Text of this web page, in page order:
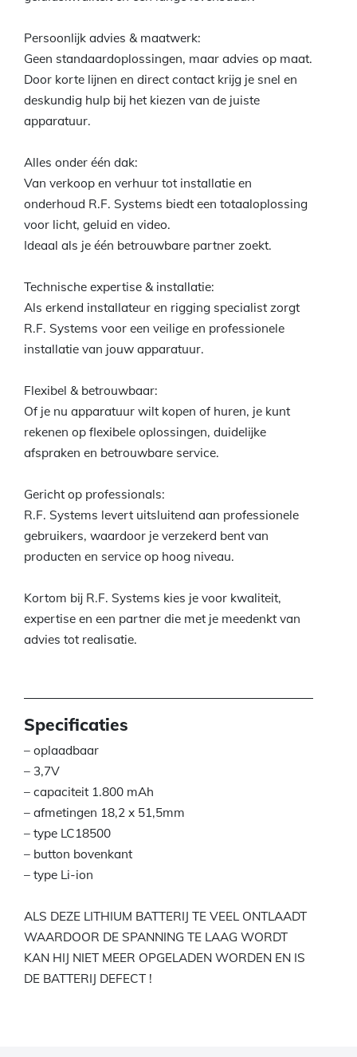
Persoonlijk advies & maatwerk:
Geen standaardoplossingen, maar advies op maat.
Door korte lijnen en direct contact krijg je snel en
deskundig hulp bij het kiezen van de juiste
apparatuur.
Alles onder één dak:
Van verkoop en verhuur tot installatie en
onderhoud R.F. Systems biedt een totaaloplossing
voor licht, geluid en video.
Ideaal als je één betrouwbare partner zoekt.
Technische expertise & installatie:
Als erkend installateur en rigging specialist zorgt
R.F. Systems voor een veilige en professionele
installatie van jouw apparatuur.
Flexibel & betrouwbaar:
Of je nu apparatuur wilt kopen of huren, je kunt
rekenen op flexibele oplossingen, duidelijke
afspraken en betrouwbare service.
Gericht op professionals:
R.F. Systems levert uitsluitend aan professionele
gebruikers, waardoor je verzekerd bent van
producten en service op hoog niveau.
Kortom bij R.F. Systems kies je voor kwaliteit,
expertise en een partner die met je meedenkt van
advies tot realisatie.
Specificaties
– oplaadbaar
– 3,7V
– capaciteit 1.800 mAh
– afmetingen 18,2 x 51,5mm
– type LC18500
– button bovenkant
– type Li-ion
ALS DEZE LITHIUM BATTERIJ TE VEEL ONTLAADT
WAARDOOR DE SPANNING TE LAAG WORDT
KAN HIJ NIET MEER OPGELADEN WORDEN EN IS
DE BATTERIJ DEFECT !